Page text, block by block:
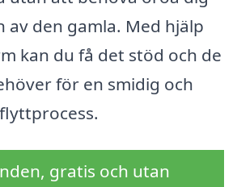
av den gamla. Med hjälp
kan du få det stöd och de
för en smidig och
gratis och utan